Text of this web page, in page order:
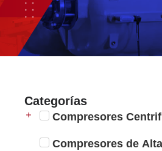
Categorías
Compresores
Compresores de